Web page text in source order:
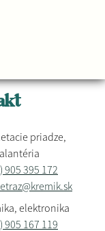
priadze,
905 395 172
elektronika
905 167 119